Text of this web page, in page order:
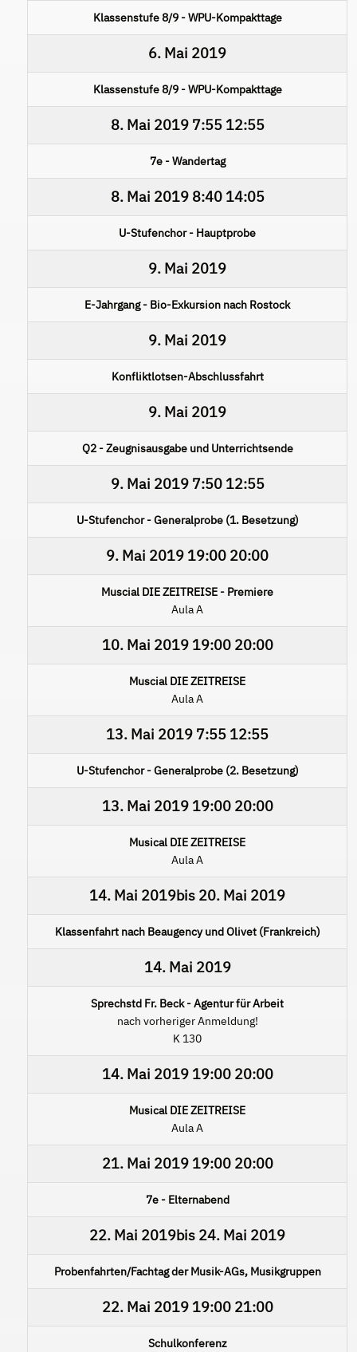
Klassenstufe 8/9 - WPU-Kompakttage
6. Mai 2019
Klassenstufe 8/9 - WPU-Kompakttage
8. Mai 20197:55 12:55
7e - Wandertag
8. Mai 20198:40 14:05
U-Stufenchor - Hauptprobe
9. Mai 2019
E-Jahrgang - Bio-Exkursion nach Rostock
9. Mai 2019
Konfliktlotsen-Abschlussfahrt
9. Mai 2019
Q2 - Zeugnisausgabe und Unterrichtsende
9. Mai 20197:50 12:55
U-Stufenchor - Generalprobe (1. Besetzung)
9. Mai 2019 19:00 20:00
Muscial DIE ZEITREISE - Premiere
Aula A
10. Mai 201919:00 20:00
Muscial DIE ZEITREISE
Aula A
13. Mai 2019 7:55 12:55
U-Stufenchor - Generalprobe (2. Besetzung)
13. Mai 201919:00 20:00
Musical DIE ZEITREISE
Aula A
14. Mai 2019bis 20. Mai 2019
Klassenfahrt nach Beaugency und Olivet (Frankreich)
14. Mai 2019
Sprechstd Fr. Beck - Agentur für Arbeit
nach vorheriger Anmeldung!
K 130
14. Mai 201919:00 20:00
Musical DIE ZEITREISE
Aula A
21. Mai 201919:00 20:00
7e - Elternabend
22. Mai 2019bis 24. Mai 2019
Probenfahrten/Fachtag der Musik-AGs, Musikgruppen
22. Mai 201919:00 21:00
Schulkonferenz